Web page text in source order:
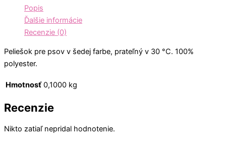
Popis
Ďalšie informácie
Recenzie (0)
Peliešok pre psov v šedej farbe, prateľný v 30 °C. 100%
polyester.
Hmotnosť 0,1000 kg
Recenzie
Nikto zatiaľ nepridal hodnotenie.